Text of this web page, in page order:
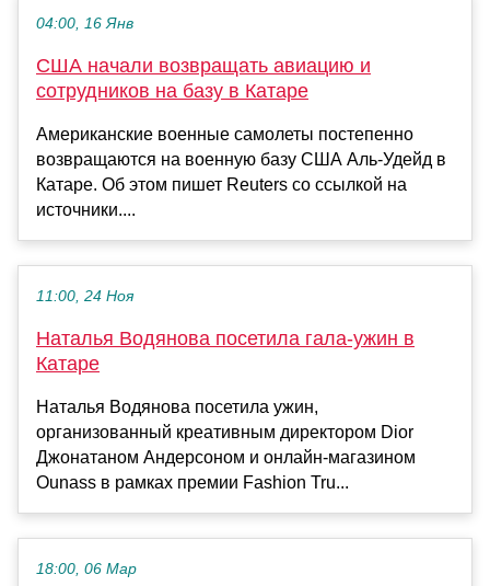
04:00, 16 Янв
США начали возвращать авиацию и
сотрудников на базу в Катаре
Американские военные самолеты постепенно
возвращаются на военную базу США Аль-Удейд в
Катаре. Об этом пишет Reuters со ссылкой на
источники....
11:00, 24 Ноя
Наталья Водянова посетила гала-ужин в
Катаре
Наталья Водянова посетила ужин,
организованный креативным директором Dior
Джонатаном Андерсоном и онлайн-магазином
Ounass в рамках премии Fashion Tru...
18:00, 06 Мар